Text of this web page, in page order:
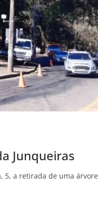
Junqueiras
5, a retirada de uma árvore